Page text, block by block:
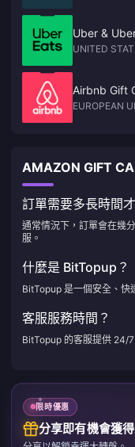
Uber &
UNITED
Airbnb Gift
EUROPEAN
AMAZON GIFT
訂單需要多長時間
通常情況下，訂單會在幾
服。
什麼是 BitTopup？
BitTopup 是一個安全、快
客服服務時間？
BitTopup 的客服提供 24/7
限時優惠
分享即有機會獲